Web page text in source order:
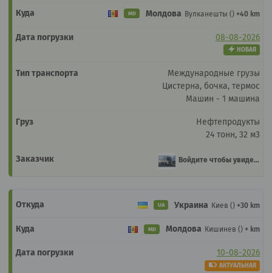
MD Молдова Вулканешты () +40 km
08-08-2026
НОВАЯ
Международные грузы
Цистерна, бочка, термос
Машин - 1 машина
Нефтепродукты
24 тонн, 32 м3
Войдите чтобы увидеть
UA Украина Киев () +30 km
MD Молдова Кишинев () + km
10-08-2026
АКТУАЛЬНАЯ